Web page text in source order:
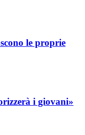
le proprie
i giovani»